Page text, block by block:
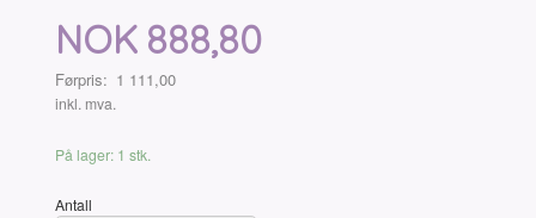
Tilbud
NOK 888,80
Førpris: 1 111,00
Rabatt
inkl. mva.
På lager: 1 stk.
Antall